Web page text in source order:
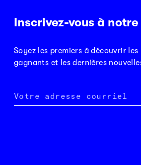
Inscrivez-vous à
Soyez les premiers à découvrir les
gagnants et les dernières
Votre adresse courriel